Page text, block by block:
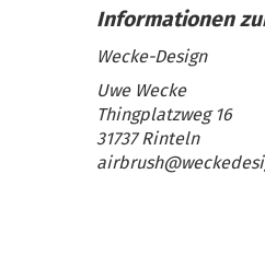
Wecke-Design
Uwe Wecke
Thingplatzweg 16
31737 Rinteln